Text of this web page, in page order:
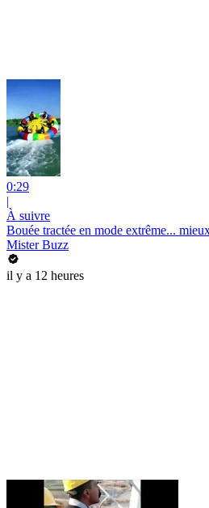
0:29
|
À suivre
Bouée tractée en mode extrême...
Mister Buzz
il y a 12 heures